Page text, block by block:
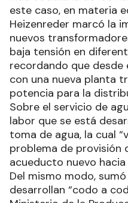
este caso, en materia
Heizenreder marcó la
nuevos
baja tensión en
recordando que desde
con una nueva planta
potencia para la
Sobre el servicio de
labor que se está
toma de agua, la cual
problema de provisión
acueducto nuevo
Del mismo modo,
desarrollan “codo a